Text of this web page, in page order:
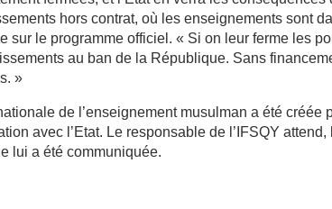
hors contrat, où les enseignements sont
sur le programme officiel. « Si on leur ferme les
au ban de la République. Sans
»
de l’enseignement musulman a été créée
avec l’Etat. Le responsable de l’IFSQY
lui a été communiquée.